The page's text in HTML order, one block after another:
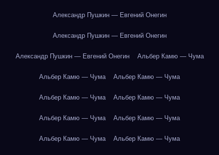
Александр Пушкин — Евгений Онегин
Александр Пушкин — Евгений Онегин
Александр Пушкин — Евгений Онегин Альбер Камю — Чума
Альбер Камю — Чума Альбер Камю — Чума
Альбер Камю — Чума Альбер Камю — Чума
Альбер Камю — Чума Альбер Камю — Чума
Альбер Камю — Чума Альбер Камю — Чума